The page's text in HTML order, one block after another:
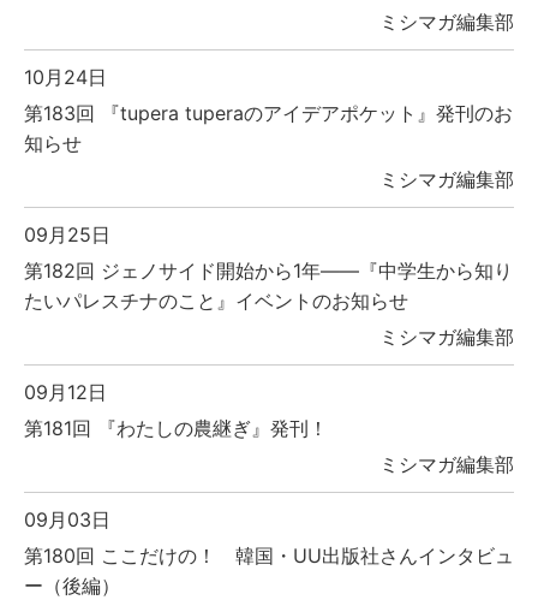
ミシマガ編集部
10月24日
第183回 『tupera tuperaのアイデアポケット』発刊のお
知らせ
ミシマガ編集部
09月25日
第182回 ジェノサイド開始から1年――『中学生から知り
たいパレスチナのこと』イベントのお知らせ
ミシマガ編集部
09月12日
第181回 『わたしの農継ぎ』発刊！
ミシマガ編集部
09月03日
第180回 ここだけの！ 韓国・UU出版社さんインタビュ
ー（後編）